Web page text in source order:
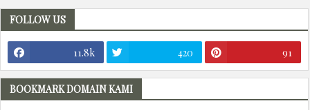
FOLLOW US
11.8k 420 91
BOOKMARK DOMAIN KAMI